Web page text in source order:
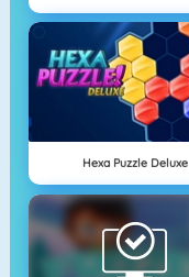
Hexa Puzzle Deluxe